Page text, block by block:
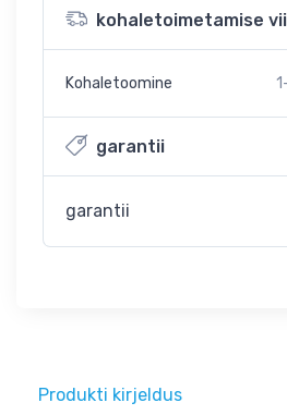
kohaletoimetamise
Kohaletoomine
garantii
garantii
Produkti kirjeldus